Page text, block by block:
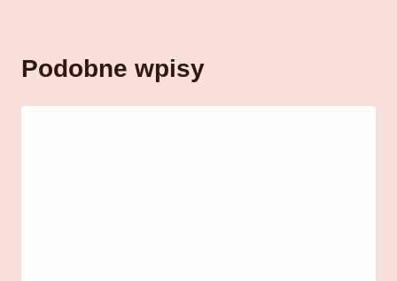
Podobne wpisy